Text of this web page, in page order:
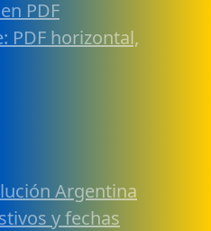
PDF
PDF horizontal,
Argentina
y fechas